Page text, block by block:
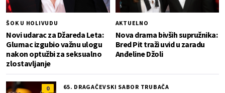
ŠOK U HOLIVUDU
Novi udarac za Džareda Leta:
Glumac izgubio važnu ulogu
nakon optužbi za seksualno
zlostavljanje
AKTUELNO
Nova drama bivših supružnika:
Bred Pit traži uvid u zaradu
Anđeline Džoli
0 65. DRAGAČEVSKI SABOR TRUBAČA